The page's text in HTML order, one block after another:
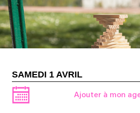
SAMEDI 1 AVRIL
Ajouter à mon